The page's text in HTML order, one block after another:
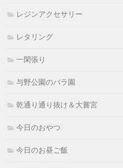
レジンアクセサリー
レタリング
一閑張り
与野公園のバラ園
乾通り通り抜け＆大嘗宮
今日のおやつ
今日のお昼ご飯